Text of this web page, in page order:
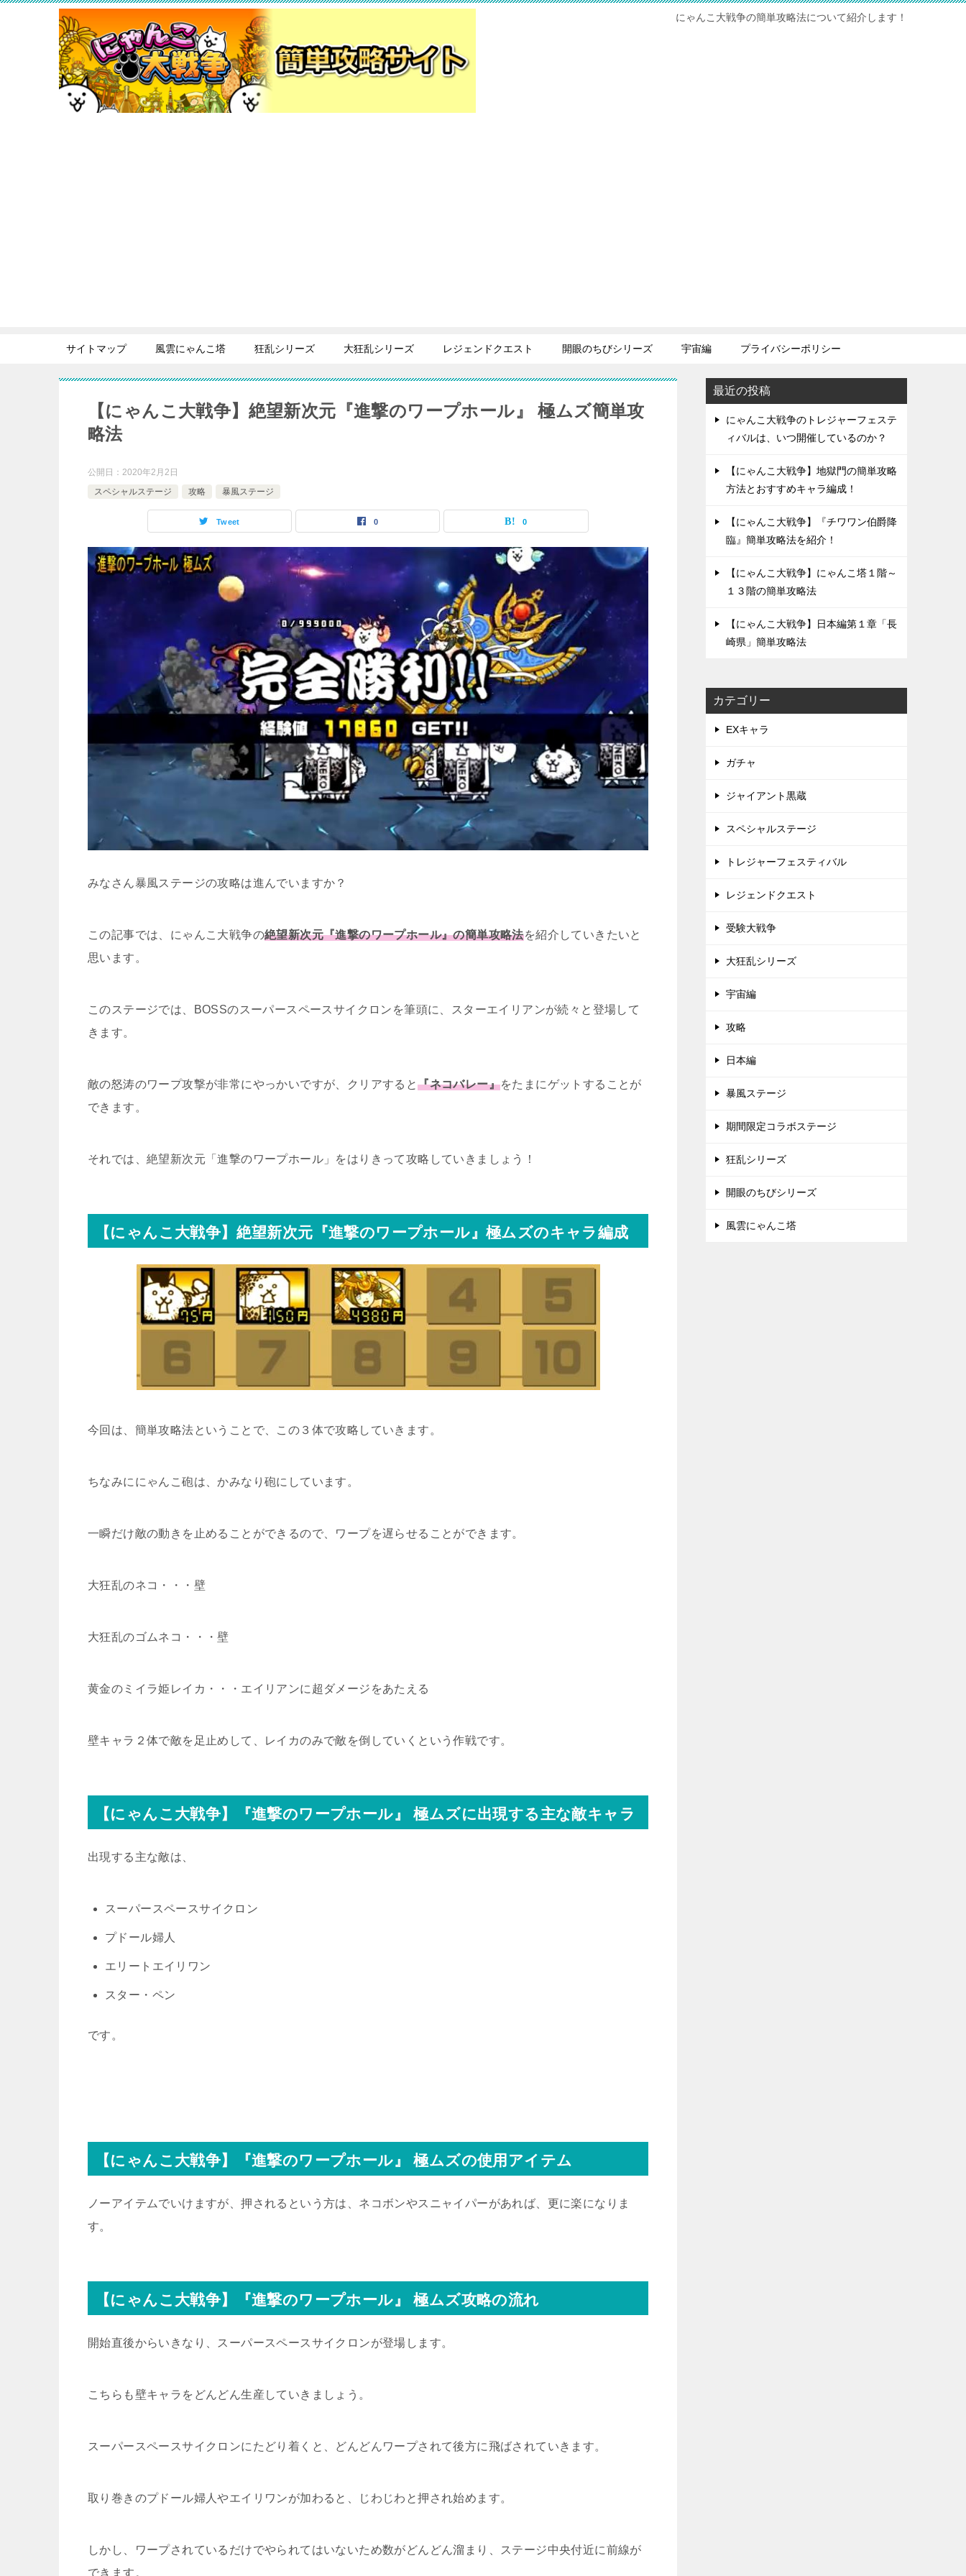
にゃんこ大戦争の簡単攻略法について紹介します！
サイトマップ 風雲にゃんこ塔 狂乱シリーズ 大狂乱シリーズ レジェンドクエスト 開眼のちびシリーズ 宇宙編 プライバシーポリシー
【にゃんこ大戦争】絶望新次元『進撃のワープホール』 極ムズ簡単攻
略法
公開日： 2020年2月2日
スペシャルステージ
攻略 暴風ステージ
Tweet 0 0
みなさん暴風ステージの攻略は進んでいますか？
この記事では、にゃんこ大戦争の絶望新次元『進撃のワープホール』の簡単攻略法を紹介していきたいと
思います。
このステージでは、BOSSのスーパースペースサイクロンを筆頭に、スターエイリアンが続々と登場して
きます。
敵の怒涛のワープ攻撃が非常にやっかいですが、クリアすると『ネコバレー』をたまにゲットすることが
できます。
それでは、絶望新次元「進撃のワープホール」をはりきって攻略していきましょう！
【にゃんこ大戦争】絶望新次元『進撃のワープホール』極ムズのキャラ編成
今回は、簡単攻略法ということで、この３体で攻略していきます。
ちなみににゃんこ砲は、かみなり砲にしています。
一瞬だけ敵の動きを止めることができるので、ワープを遅らせることができます。
大狂乱のネコ・・・壁
大狂乱のゴムネコ・・・壁
黄金のミイラ姫レイカ・・・エイリアンに超ダメージをあたえる
壁キャラ２体で敵を足止めして、レイカのみで敵を倒していくという作戦です。
【にゃんこ大戦争】『進撃のワープホール』 極ムズに出現する主な敵キャラ
出現する主な敵は、
スーパースペースサイクロン
プドール婦人
エリートエイリワン
スター・ペン
です。
【にゃんこ大戦争】『進撃のワープホール』 極ムズの使用アイテム
ノーアイテムでいけますが、押されるという方は、ネコボンやスニャイパーがあれば、更に楽になりま
す。
【にゃんこ大戦争】『進撃のワープホール』 極ムズ攻略の流れ
開始直後からいきなり、スーパースペースサイクロンが登場します。
こちらも壁キャラをどんどん生産していきましょう。
スーパースペースサイクロンにたどり着くと、どんどんワープされて後方に飛ばされていきます。
取り巻きのプドール婦人やエイリワンが加わると、じわじわと押され始めます。
しかし、ワープされているだけでやられてはいないため数がどんどん溜まり、ステージ中央付近に前線が
できます。
最近の投稿
にゃんこ大戦争のトレジャーフェステ
ィバルは、いつ開催しているのか？
【にゃんこ大戦争】地獄門の簡単攻略
方法とおすすめキャラ編成！
【にゃんこ大戦争】『チワワン伯爵降
臨』簡単攻略法を紹介！
【にゃんこ大戦争】にゃんこ塔１階～
１３階の簡単攻略法
【にゃんこ大戦争】日本編第１章「長
崎県」簡単攻略法
カテゴリー
EXキャラ
ガチャ
ジャイアント黒蔵
スペシャルステージ
トレジャーフェスティバル
レジェンドクエスト
受験大戦争
大狂乱シリーズ
宇宙編
攻略
日本編
暴風ステージ
期間限定コラボステージ
狂乱シリーズ
開眼のちびシリーズ
風雲にゃんこ塔